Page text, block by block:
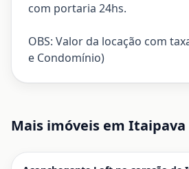
com portaria 24hs.
OBS: Valor da locação com
e Condomínio)
Mais imóveis em Itaipava